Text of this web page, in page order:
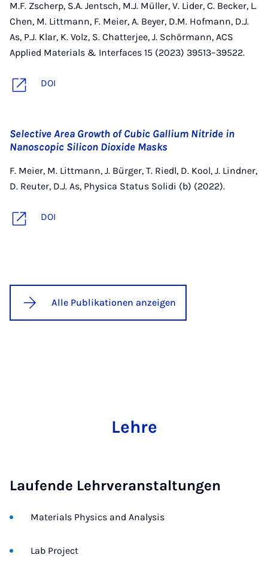
M.F. Zscherp, S.A. Jentsch, M.J. Müller, V. Lider, C. Becker, L.
Chen, M. Littmann, F. Meier, A. Beyer, D.M. Hofmann, D.J.
As, P.J. Klar, K. Volz, S. Chatterjee, J. Schörmann, ACS
Applied Materials & Interfaces 15 (2023) 39513–39522.
DOI
Selective Area Growth of Cubic Gallium Nitride in
Nanoscopic Silicon Dioxide Masks
F. Meier, M. Littmann, J. Bürger, T. Riedl, D. Kool, J. Lindner,
D. Reuter, D.J. As, Physica Status Solidi (b) (2022).
DOI
Alle Publikationen anzeigen
Lehre
Laufende Lehrveranstaltungen
Materials Physics and Analysis
Lab Project